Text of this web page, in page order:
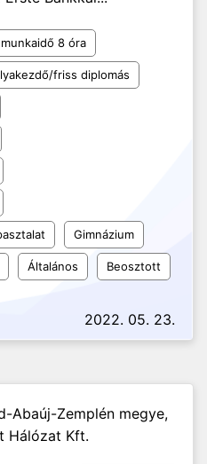
8 óra
friss diplomás
Gimnázium
Általános Beosztott
2022. 05. 23.
Abaúj-Zemplén megye,
Hálózat Kft.